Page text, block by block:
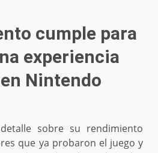
cumple para
experiencia
Nintendo
sobre su rendimiento
que ya probaron el juego y